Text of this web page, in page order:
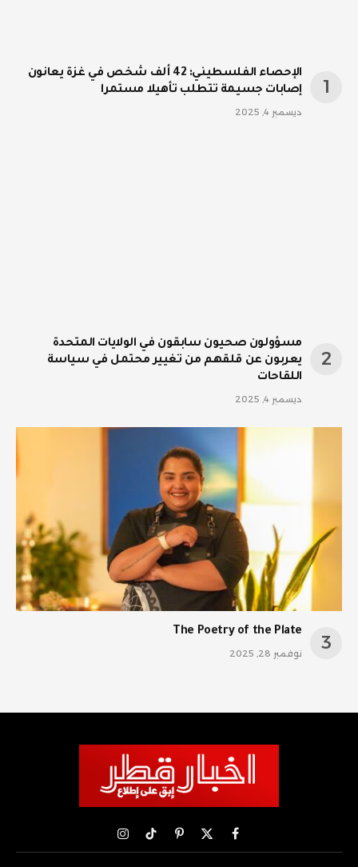
الإحصاء الفلسطيني: 42 ألف شخص في غزة يعانون
إصابات جسيمة تتطلب تأهيلا مستمرا
ديسمبر 4, 2025
مسؤولون صحيون سابقون في الولايات المتحدة
يعربون عن قلقهم من تغيير محتمل في سياسة
اللقاحات
ديسمبر 4, 2025
The Poetry of the Plate
نوفمبر 28, 2025
فيسبوك
X
(Twitter)
بينتيريستتيكتوكالانستغرام